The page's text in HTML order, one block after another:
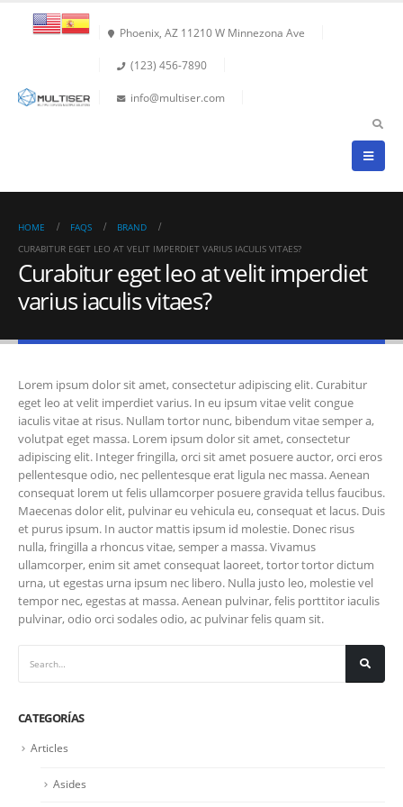
Phoenix, AZ 11210 W Minnezona Ave
(123) 456-7890
info@multiser.com
HOME FAQS
BRAND
CURABITUR EGET LEO AT VELIT IMPERDIET VARIUS IACULIS VITAES?
Curabitur eget leo at velit imperdiet
varius iaculis vitaes?
Lorem ipsum dolor sit amet, consectetur adipiscing elit. Curabitur
eget leo at velit imperdiet varius. In eu ipsum vitae velit congue
iaculis vitae at risus. Nullam tortor nunc, bibendum vitae semper a,
volutpat eget massa. Lorem ipsum dolor sit amet, consectetur
adipiscing elit. Integer fringilla, orci sit amet posuere auctor, orci eros
pellentesque odio, nec pellentesque erat ligula nec massa. Aenean
consequat lorem ut felis ullamcorper posuere gravida tellus faucibus.
Maecenas dolor elit, pulvinar eu vehicula eu, consequat et lacus. Duis
et purus ipsum. In auctor mattis ipsum id molestie. Donec risus
nulla, fringilla a rhoncus vitae, semper a massa. Vivamus
ullamcorper, enim sit amet consequat laoreet, tortor tortor dictum
urna, ut egestas urna ipsum nec libero. Nulla justo leo, molestie vel
tempor nec, egestas at massa. Aenean pulvinar, felis porttitor iaculis
pulvinar, odio orci sodales odio, ac pulvinar felis quam sit.
CATEGORÍAS
Articles
Asides
LINKS
Inicio
Quienes somos?
Servicios temporales